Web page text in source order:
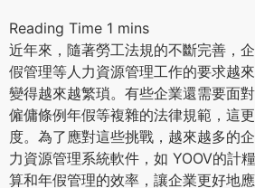
近年來，隨著勞工法規的不斷完善，
假管理等人力資源管理工作的要求越
變得越來越繁瑣。有些企業還需要面
僱傭條例年假等複雜的法律規範，這
度。為了應對這些挑戰，越來越多的
力資源管理系統軟件，如 YOOV的計
算和年假管理的效率，讓企業更好地